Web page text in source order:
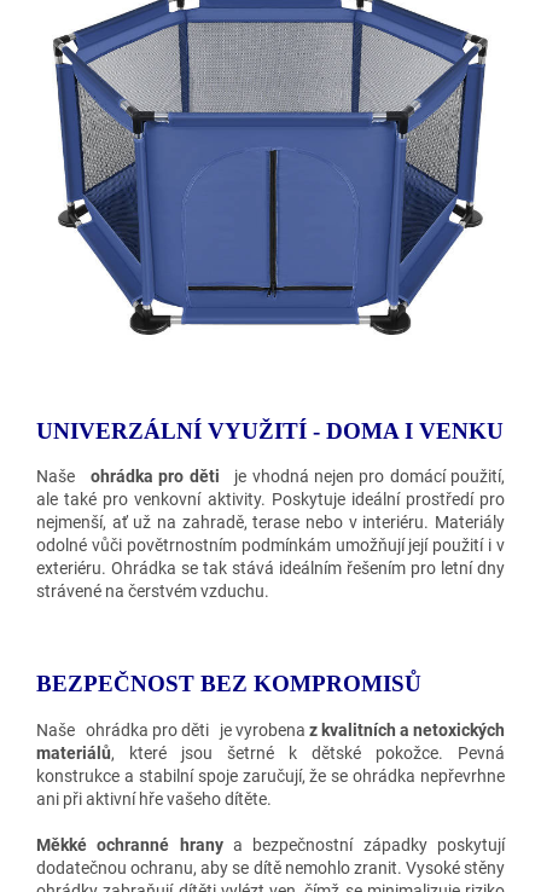
UNIVERZÁLNÍ VYUŽITÍ - DOMA I VENKU
Naše ohrádka pro děti
je vhodná nejen pro domácí použití,
ale také pro venkovní aktivity. Poskytuje ideální prostředí pro
nejmenší, ať už na zahradě, terase nebo v interiéru. Materiály
odolné vůči povětrnostním podmínkám umožňují její použití i v
exteriéru. Ohrádka se tak stává ideálním řešením pro letní dny
strávené na čerstvém vzduchu.
BEZPEČNOST BEZ KOMPROMISŮ
Naše ohrádka pro děti je vyrobena z kvalitních a netoxických
materiálů, které jsou šetrné k dětské pokožce. Pevná
konstrukce a stabilní spoje zaručují, že se ohrádka nepřevrhne
ani při aktivní hře vašeho dítěte.
Měkké ochranné hranya bezpečnostní západky poskytují
dodatečnou ochranu, aby se dítě nemohlo zranit. Vysoké stěny